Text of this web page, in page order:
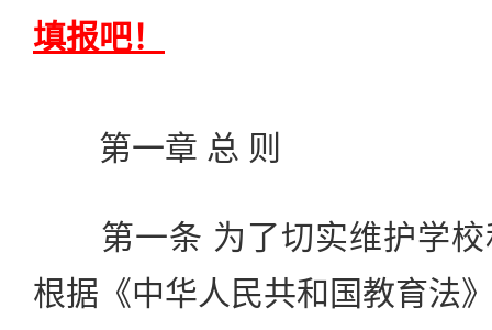
填报吧！
第一章 总 则
第一条 为了切实维护学校
根据《中华人民共和国教育法